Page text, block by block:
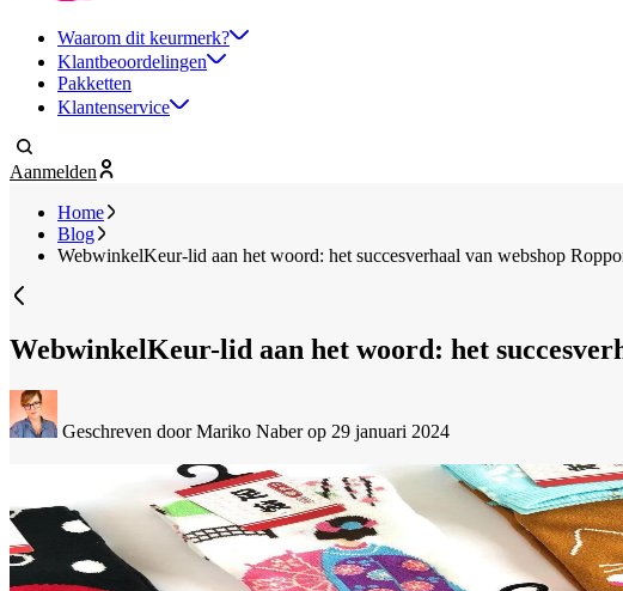
Waarom dit keurmerk?
Klantbeoordelingen
Pakketten
Klantenservice
Aanmelden
Home
Blog
WebwinkelKeur-lid aan het woord: het succesverhaal van webshop
WebwinkelKeur-lid aan het woord: het
Geschreven door Mariko Naberop 29 januari 2024